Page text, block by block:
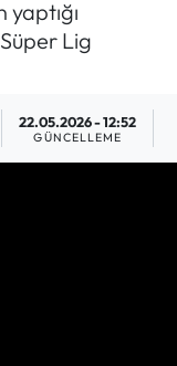
Lig
22.05.2026 - 12:52
GÜNCELLEME